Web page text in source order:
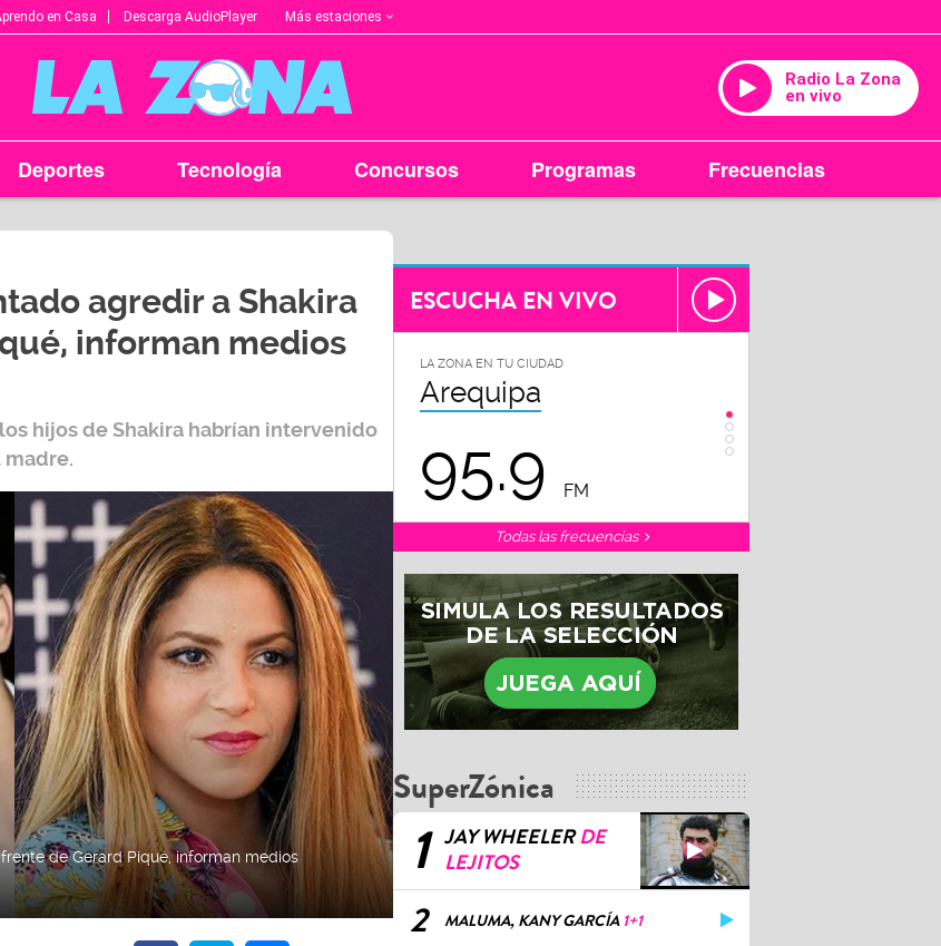
en Casa Descarga AudioPlayer Más estaciones
Radio La Zona
en vivo
Deportes Tecnología Concursos Programas Frecuencias
agredir a Shakira
informan medios
hijos deShakira habrían intervenido
madre.
de Gerard Piqué, informan medios
ESCUCHA EN VIVO
LA ZONA EN TU CIUDAD
Arequipa
95.9 FM 107.5
Todas las frecuencias
SuperZónica
1 JAY WHEELERDE
LEJITOS
2 MALUMA, KANY GARCÍA 1+1